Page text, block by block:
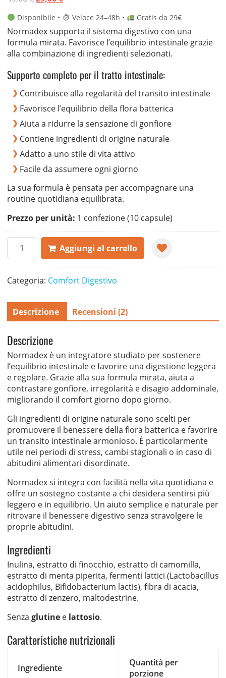
base di
originale
era:
49,00 €.
attuale
è:
29,00 €.
Disponibile • Veloce 24–48h • Gratis da 29€
Normadex supporta il sistema digestivo con una
formula mirata. Favorisce l’equilibrio intestinale grazie
alla combinazione di ingredienti selezionati.
Supporto completo per il tratto intestinale:
Contribuisce alla regolarità del transito intestinale
Favorisce l’equilibrio della flora batterica
Aiuta a ridurre la sensazione di gonfiore
Contiene ingredienti di origine naturale
Adatto a uno stile di vita attivo
Facile da assumere ogni giorno
La sua formula è pensata per accompagnare una
routine quotidiana equilibrata.
Prezzo per unità: 1 confezione (10 capsule)
Normadex
quantità
Aggiungi al carrello
Categoria: Comfort Digestivo
Descrizione Recensioni (2)
Descrizione
Normadex è un integratore studiato per sostenere
l’equilibrio intestinale e favorire una digestione leggera
e regolare. Grazie alla sua formula mirata, aiuta a
contrastare gonfiore, irregolarità e disagio addominale,
migliorando il comfort giorno dopo giorno.
Gli ingredienti di origine naturale sono scelti per
promuovere il benessere della flora batterica e favorire
un transito intestinale armonioso. È particolarmente
utile nei periodi di stress, cambi stagionali o in caso di
abitudini alimentari disordinate.
Normadex si integra con facilità nella vita quotidiana e
offre un sostegno costante a chi desidera sentirsi più
leggero e in equilibrio. Un aiuto semplice e naturale per
ritrovare il benessere digestivo senza stravolgere le
proprie abitudini.
Ingredienti
Inulina, estratto di finocchio, estratto di camomilla,
estratto di menta piperita, fermenti lattici (Lactobacillus
acidophilus, Bifidobacterium lactis), fibra di acacia,
estratto di zenzero, maltodestrine.
Senza glutinee lattosio.
Caratteristiche nutrizionali
Ingrediente
Quantità per
porzione